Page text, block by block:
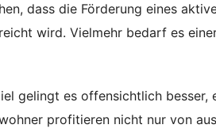
dass die Förderung eines
wird. Vielmehr bedarf es
gelingt es offensichtlich
profitieren nicht nur von